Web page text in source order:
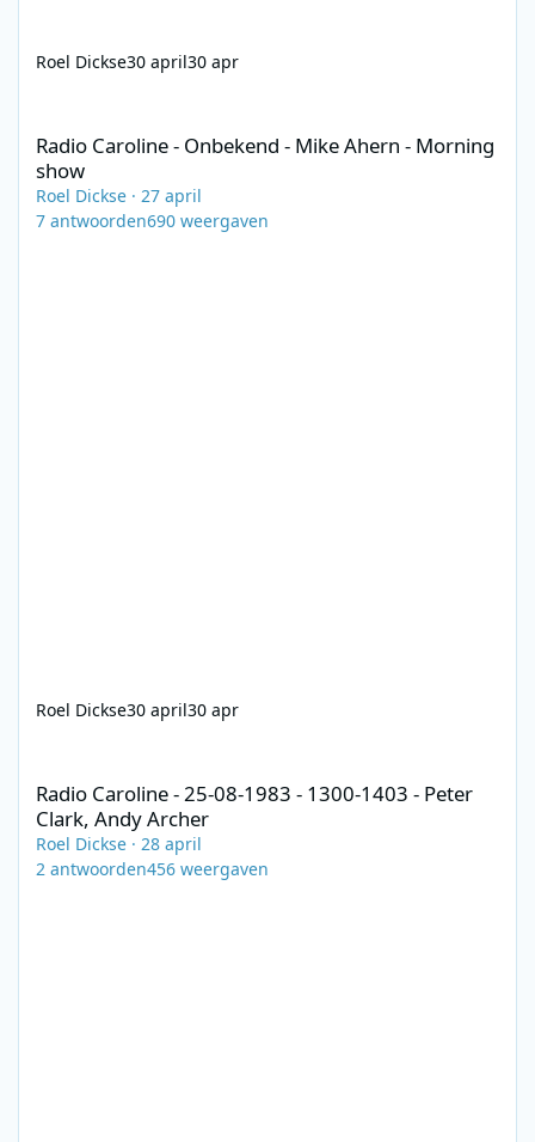
Roel Dickse30 april30 apr
Radio Caroline - Onbekend - Mike Ahern - Morning
show
Roel Dickse · 27 april
7 antwoorden690 weergaven
Roel Dickse30 april30 apr
Radio Caroline - 25-08-1983 - 1300-1403 - Peter
Clark, Andy Archer
Roel Dickse · 28 april
2 antwoorden456 weergaven